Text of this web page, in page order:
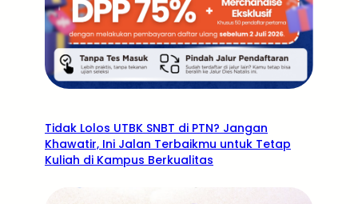
Tidak Lolos UTBK SNBT di PTN? Jangan
Khawatir, Ini Jalan Terbaikmu untuk Tetap
Kuliah di Kampus Berkualitas